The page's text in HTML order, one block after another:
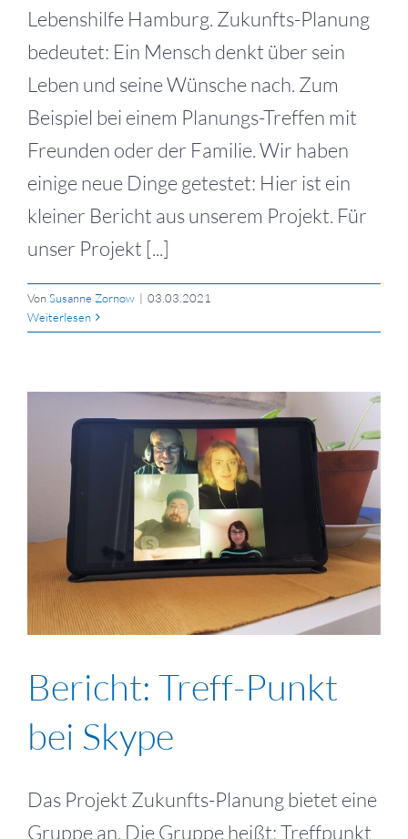
Lebenshilfe Hamburg. Zukunfts-Planung
bedeutet: Ein Mensch denkt über sein
Leben und seine Wünsche nach. Zum
Beispiel bei einem Planungs-Treffen mit
Freunden oder der Familie. Wir haben
einige neue Dinge getestet: Hier ist ein
kleiner Bericht aus unserem Projekt. Für
unser Projekt [...]
VonSusanne Zornow | 03.03.2021
Weiterlesen
Bericht: Treff-Punkt
bei Skype
Das Projekt Zukunfts-Planung bietet eine
Gruppe an. Die Gruppe heißt: Treffpunkt